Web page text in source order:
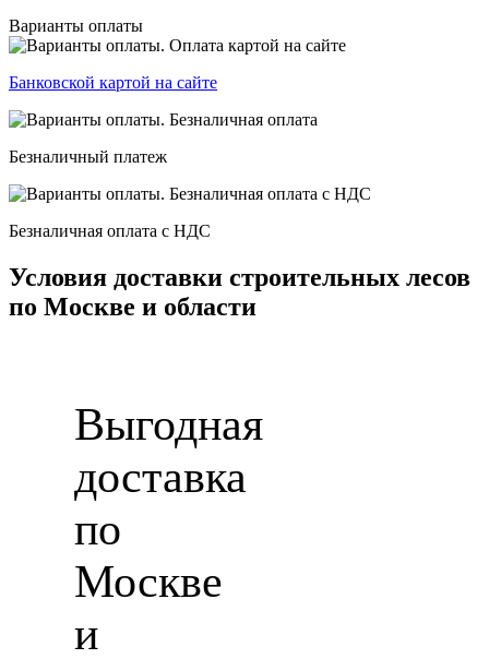
Варианты оплаты
Банковской картой на сайте
Безналичный платеж
Безналичная оплата с НДС
Условия доставки строительных лесов
по Москве и области
Выгодная
доставка
по
Москве
и